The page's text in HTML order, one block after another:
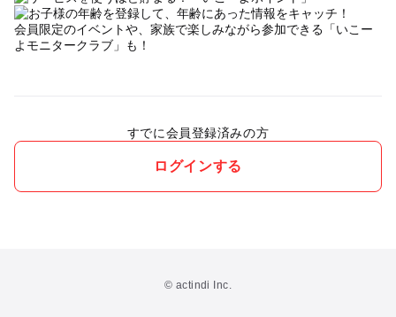
会員限定のイベントや、家族で楽しみながら参加できる「いこー
よモニタークラブ」も！
すでに会員登録済みの方
ログインする
© actindi Inc.